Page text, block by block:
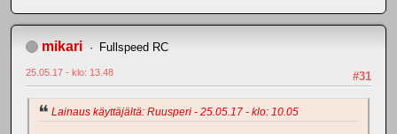
mikari Fullspeed RC
#31
25.05.17 - klo: 13.48
Lainaus käyttäjältä: Ruusperi - 25.05.17 - klo: 10.05